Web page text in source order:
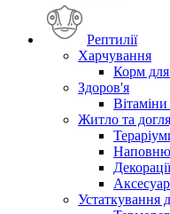
Рептилії
Харчування
Корм для
Здоров'я
Житло та
Декорації
Устаткування